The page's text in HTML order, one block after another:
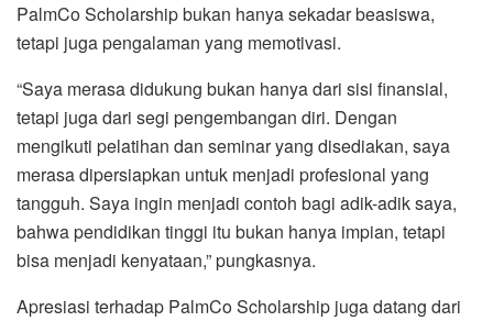
PalmCo Scholarship bukan hanya sekadar beasiswa,
tetapi juga pengalaman yang memotivasi.
“Saya merasa didukung bukan hanya dari sisi finansial,
tetapi juga dari segi pengembangan diri. Dengan
mengikuti pelatihan dan seminar yang disediakan, saya
merasa dipersiapkan untuk menjadi profesional yang
tangguh. Saya ingin menjadi contoh bagi adik-adik saya,
bahwa pendidikan tinggi itu bukan hanya impian, tetapi
bisa menjadi kenyataan,” pungkasnya.
Apresiasi terhadap PalmCo Scholarship juga datang dari